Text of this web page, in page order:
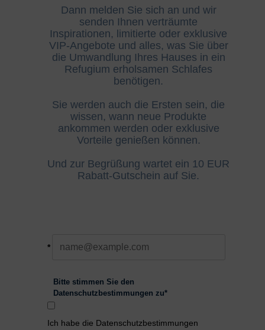
Dann melden Sie sich an und wir
senden Ihnen verträumte
Inspirationen, limitierte oder exklusive
VIP-Angebote und alles, was Sie über
die Umwandlung Ihres Hauses in ein
Refugium erholsamen Schlafes
benötigen.
Sie werden auch die Ersten sein, die
wissen, wann neue Produkte
ankommen werden oder exklusive
Vorteile genießen können.
Und zur Begrüßung wartet ein 10 EUR
Rabatt-Gutschein auf Sie.
*
Bitte stimmen Sie den
Datenschutzbestimmungen zu*
Ich habe die Datenschutzbestimmungen